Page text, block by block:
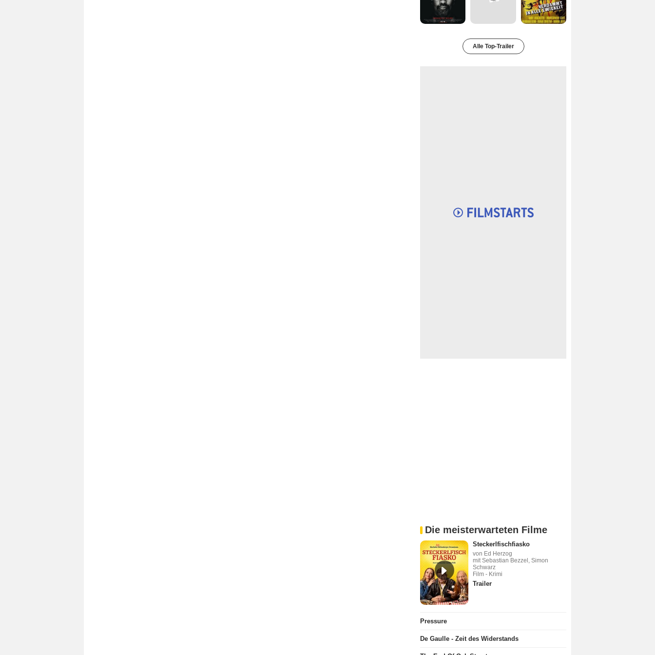
Alle Top-Trailer
Die meisterwarteten Filme
Steckerlfischfiasko
von Ed Herzog
mit Sebastian Bezzel, Simon
Schwarz
Film - Krimi
Trailer
Pressure
De Gaulle - Zeit des Widerstands